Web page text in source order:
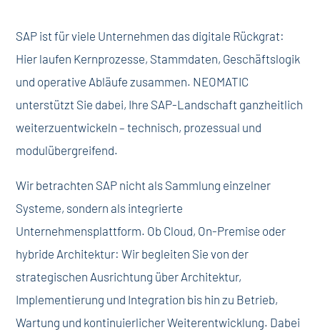
SAP ist für viele Unternehmen das digitale Rückgrat:
Hier laufen Kernprozesse, Stammdaten, Geschäftslogik
und operative Abläufe zusammen. NEOMATIC
unterstützt Sie dabei, Ihre SAP-Landschaft ganzheitlich
weiterzuentwickeln – technisch, prozessual und
modulübergreifend.
Wir betrachten SAP nicht als Sammlung einzelner
Systeme, sondern als integrierte
Unternehmensplattform. Ob Cloud, On-Premise oder
hybride Architektur: Wir begleiten Sie von der
strategischen Ausrichtung über Architektur,
Implementierung und Integration bis hin zu Betrieb,
Wartung und kontinuierlicher Weiterentwicklung. Dabei